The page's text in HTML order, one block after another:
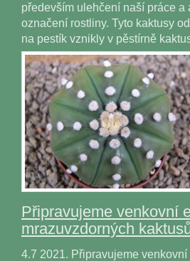
především ulehčení naší práce a
označení rostliny. Tyto kaktusy
na pestík vznikly v pěstírně
Připravujeme venkovní
mrazuvzdorných
4.7 2021. Připravujeme venkovní